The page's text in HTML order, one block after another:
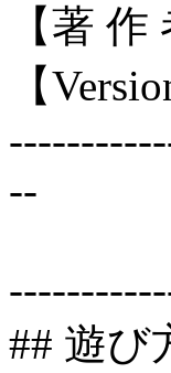
【著
【
--
## 遊び